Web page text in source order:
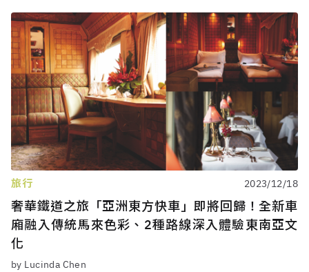
旅行 2023/12/18
奢華鐵道之旅「亞洲東方快車」即將回歸！全新車
廂融入傳統馬來色彩、2種路線深入體驗東南亞文
化
by Lucinda Chen